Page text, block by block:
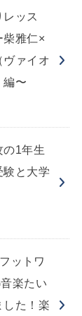
レッス
柴雅仁×
ァイオ
編〜
の1年生
験と大学
ットワ
楽たい
した！楽